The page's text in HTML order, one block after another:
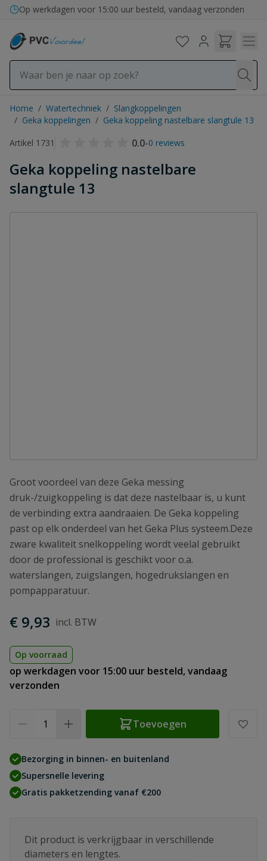
Ga naar de inhoud
Op werkdagen voor 15:00 uur besteld, vandaag verzonden
Home / Watertechniek / Slangkoppelingen
/ Geka koppelingen / Geka koppeling nastelbare slangtule 13
Artikel 1731
0.0-0 reviews
Geka koppeling nastelbare
slangtule 13
Groot voordeel van deze Geka messing
druk-/zuigkoppeling is dat deze nastelbaar is, u kunt
de verbinding extra aandraaien. De Geka koppeling
past op elk onderdeel van het Geka Plus systeem.Deze
zware kwaliteit snelkoppeling wordt veelal gebruikt
door de professional is geschikt voor o.a.
waterslangen, zuigslangen, hogedrukslangen en
pompapparatuur.
€ 9,93
Op voorraad
op werkdagen voor 15:00 uur besteld, vandaag
verzonden
Toevoegen
Bezorging in binnen- en buitenland
Supersnelle levering
Gratis pakketzending vanaf €200
Dit product is verkrijgbaar in verschillende
diameters en lengtes.